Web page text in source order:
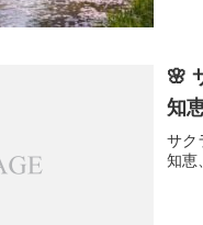
🌸
知
サク
知恵